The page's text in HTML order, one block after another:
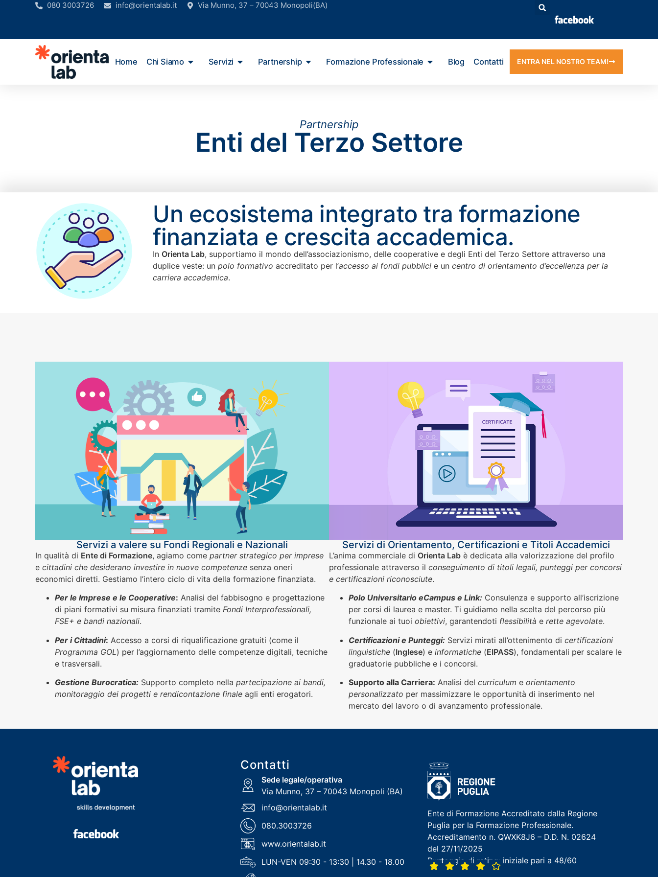
080 3003726 info@orientalab.it Via Munno, 37 – 70043 Monopoli(BA)
Home Chi Siamo Servizi Partnership Formazione Professionale Blog Contatti ENTRA NEL NOSTRO TEAM!
Partnership
Enti del Terzo Settore
Un ecosistema integrato tra formazione
finanziata e crescita accademica.
In Orienta Lab, supportiamo il mondo dell’associazionismo, delle cooperative e degli Enti del Terzo Settore attraverso una
duplice veste: un polo formativo accreditato per l’accesso ai fondi pubblici e un centro di orientamento d’eccellenza per la
carriera accademica.
Servizi a valere su Fondi Regionali e Nazionali
In qualità di Ente di Formazione, agiamo come partner strategico per imprese
e cittadini che desiderano investire in nuove competenze senza oneri
economici diretti. Gestiamo l’intero ciclo di vita della formazione finanziata.
Per le Imprese e le Cooperative: Analisi del fabbisogno e progettazione
di piani formativi su misura finanziati tramite Fondi Interprofessionali,
FSE+ e bandi nazionali.
Per i Cittadini: Accesso a corsi di riqualificazione gratuiti (come il
Programma GOL) per l’aggiornamento delle competenze digitali, tecniche
e trasversali.
Gestione Burocratica: Supporto completo nella partecipazione ai bandi,
monitoraggio dei progetti e rendicontazione finale agli enti erogatori.
Servizi di Orientamento, Certificazioni e Titoli Accademici
L’anima commerciale di Orienta Lab è dedicata alla valorizzazione del profilo
professionale attraverso il conseguimento di titoli legali, punteggi per concorsi
e certificazioni riconosciute.
Polo Universitario eCampus e Link: Consulenza e supporto all’iscrizione
per corsi di laurea e master. Ti guidiamo nella scelta del percorso più
funzionale ai tuoi obiettivi, garantendoti flessibilità e rette agevolate.
Certificazioni e Punteggi: Servizi mirati all’ottenimento di certificazioni
linguistiche (Inglese) e informatiche (EIPASS), fondamentali per scalare le
graduatorie pubbliche e i concorsi.
Supporto alla Carriera: Analisi del curriculum e orientamento
personalizzato per massimizzare le opportunità di inserimento nel
mercato del lavoro o di avanzamento professionale.
Contatti
Sede legale/operativa
Via Munno, 37 – 70043 Monopoli (BA)
info@orientalab.it
080.3003726
www.orientalab.it
LUN-VEN 09:30 - 13:30 | 14.30 - 18.00
Ente di Formazione Accreditato dalla Regione
Puglia per la Formazione Professionale.
Accreditamento n. QWXK8J6 – D.D. N. 02624
del 27/11/2025
Punteggio di rating: iniziale pari a 48/60